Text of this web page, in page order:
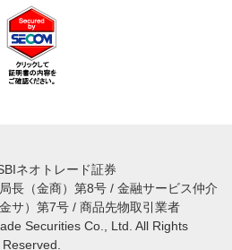
ネオトレード証券
長（金商）第8号 / 金融サービス仲介
サ）第7号 / 商品先物取引業者
Securities Co., Ltd. All Rights
Reserved.